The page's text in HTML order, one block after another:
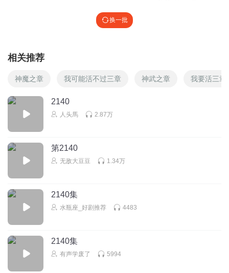
换一批
相关推荐
神魔之章 我可能活不过三章 神武之章 我要活三章
2140
人头馬 2.87万
第2140
无敌大豆豆 1.34万
2140集
水瓶座_好剧推荐 4483
2140集
有声学废了 5994